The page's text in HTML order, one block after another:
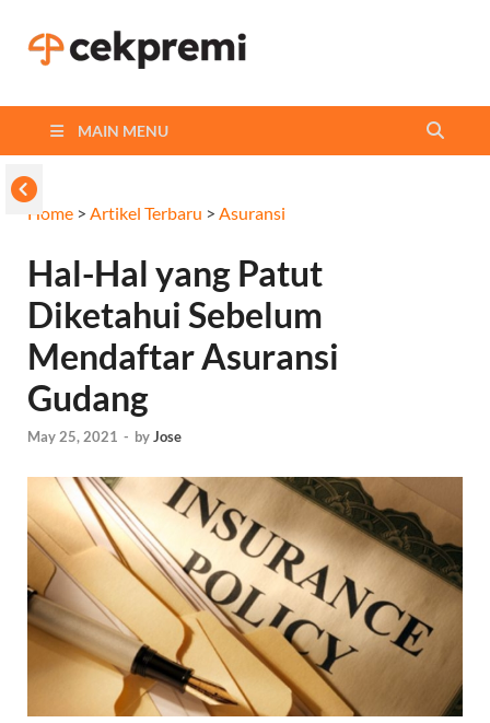
MAIN MENU
Home > Artikel Terbaru > Asuransi
Hal-Hal yang Patut
Diketahui Sebelum
Mendaftar Asuransi
Gudang
May 25, 2021 - byJose